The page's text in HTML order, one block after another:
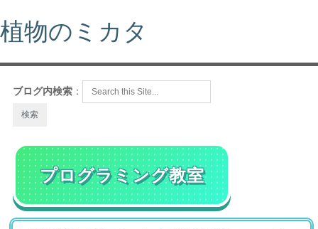
植物のミカタ
ブログ内検索 ：
プログラミング教室